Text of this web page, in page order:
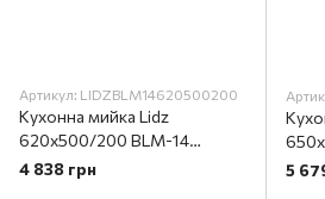
Артикул: LIDZBLM14620500200
Кухонна мийка Lidz
620x500/200 BLM-14
(LIDZBLM14620500200)
4 838 грн 5